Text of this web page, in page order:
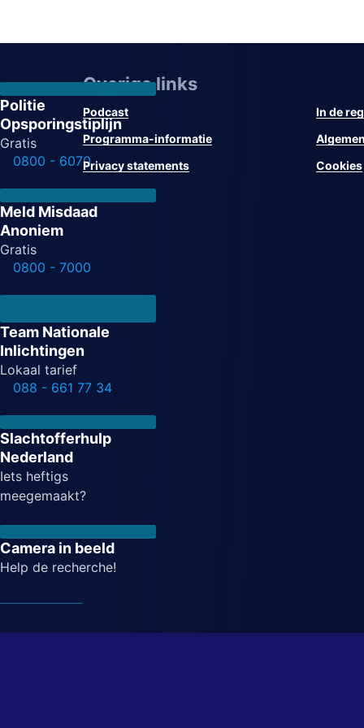
Politie
Opsporingstiplijn
Gratis
0800 - 6070
Meld Misdaad
Anoniem
Gratis
0800 - 7000
Team Nationale
Inlichtingen
Lokaal tarief
088 - 661 77 34
Slachtofferhulp
Nederland
Iets heftigs
meegemaakt?
Camera in beeld
Help de recherche!
Overige links
Podcast
In de
Programma-informatie
Privacy statements
Cookies